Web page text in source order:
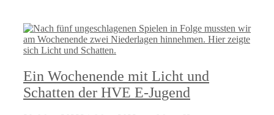
Ein Wochenende mit Licht und
Schatten der HVE E-Jugend